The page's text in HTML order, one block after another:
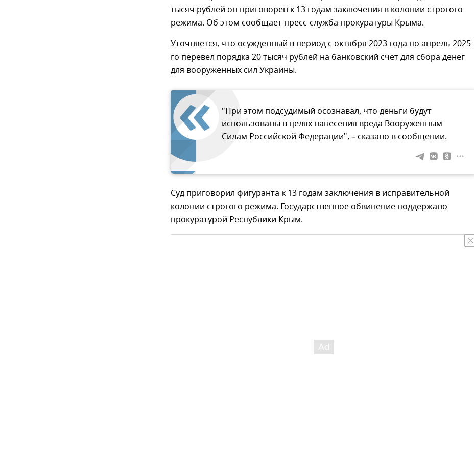
тысяч рублей он приговорен к 13 годам заключения в колонии строгого
режима. Об этом сообщает пресс-служба прокуратуры Крыма.
Уточняется, что осужденный в период с октября 2023 года по апрель 2025-
го перевел порядка 20 тысяч рублей на банковский счет для сбора денег
для вооруженных сил Украины.
"При этом подсудимый осознавал, что деньги будут
использованы в целях нанесения вреда Вооруженным
Силам Российской Федерации", – сказано в сообщении.
Суд приговорил фигуранта к 13 годам заключения в исправительной
колонии строгого режима. Государственное обвинение поддержано
прокуратурой Республики Крым.